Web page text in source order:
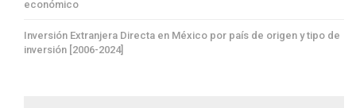
económico
Inversión Extranjera Directa en México por país de origen y tipo de
inversión [2006-2024]